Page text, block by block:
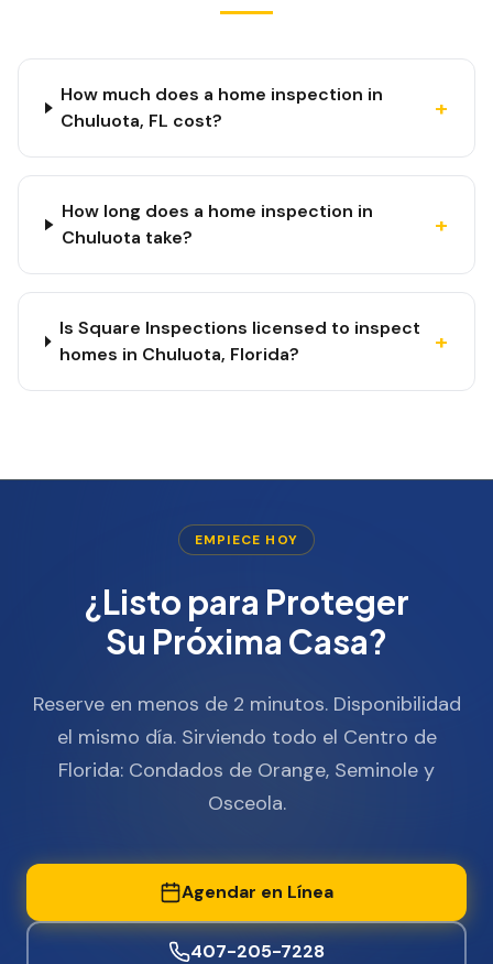
How much does a home inspection in
Chuluota, FL cost?
+
How long does a home inspection in
Chuluota take?
+
Is Square Inspections licensed to inspect
homes in Chuluota, Florida?
+
EMPIECE HOY
¿Listo para Proteger
Su Próxima Casa?
Reserve en menos de 2 minutos. Disponibilidad
el mismo día. Sirviendo todo el Centro de
Florida: Condados de Orange, Seminole y
Osceola.
Agendar en Línea
407-205-7228